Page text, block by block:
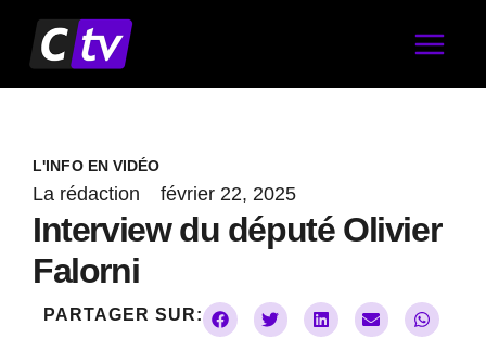
contenu
L'INFO EN VIDÉO
La rédaction février 22, 2025
Interview du député Olivier
Falorni
PARTAGER SUR: